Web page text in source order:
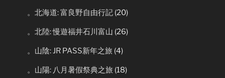
。北海道: 富良野自由行記 (20)
。北陸: 慢遊福井石川富山 (26)
。山陰: JR PASS新年之旅 (4)
。山陽: 八月暑假祭典之旅 (18)